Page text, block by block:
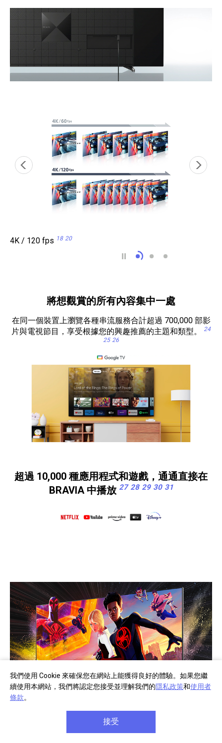
我們使用 Cookie 來確保您在網站上能獲得良好的體驗。如果您繼
續使用本網站，我們將認定您接受並理解我們的隱私政策和使用者
條款。
接受
4K / 120 fps 18 20
可變更新率 (VRR)
自動低延遲模
4K / 120 fps 18 20
將想觀賞的所有內容集中一處
在同一個裝置上瀏覽各種串流服務合計超過 700,000 部影
片與電視節目，享受根據您的興趣推薦的主題和類型。
24
25 26
超過 10,000 種應用程式和遊戲，通通直接在
BRAVIA 中播放 27 28 29 30 31
家中也能享有劇院體驗，盡情觀賞 BRAVIA 隨